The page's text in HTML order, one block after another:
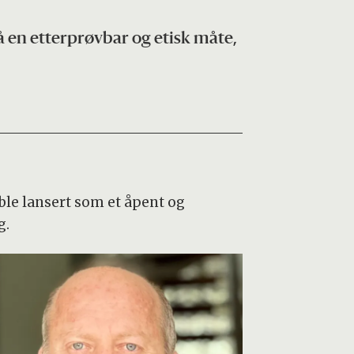
en etterprøvbar og etisk måte,
lansert som et åpent og